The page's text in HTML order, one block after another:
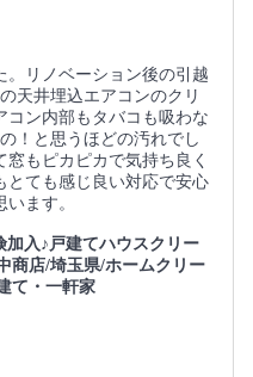
。リノベーション後の引越
天井埋込エアコンのクリ
コン内部もタバコも吸わな
！と思うほどの汚れでし
もピカピカで気持ち良く
とても感じ良い対応で安心
ます。
加入♪戸建てハウスクリー
商店/埼玉県/ホームクリー
て・一軒家